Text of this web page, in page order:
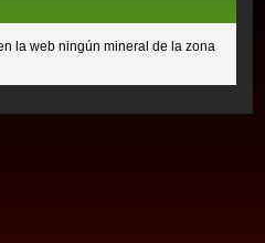
la web ningún mineral de la zona